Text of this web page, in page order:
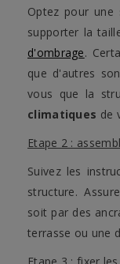
Optez pour une
supporter la
d'ombrage.
que d'autres
vous que la
climatiques de
Etape 2 :
Suivez les
structure.
soit par des
terrasse ou une